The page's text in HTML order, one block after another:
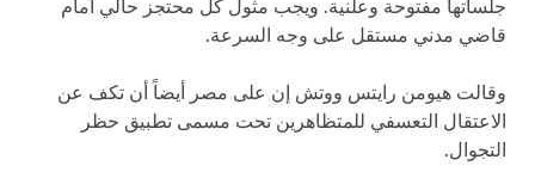
جلساتها مفتوحة وعلنية. ويجب مثول كل محتجز حالي أمام
قاضي مدني مستقل على وجه السرعة.
وقالت هيومن رايتس ووتش إن على مصر أيضاً أن تكف عن
الاعتقال التعسفي للمتظاهرين تحت مسمى تطبيق حظر
التجوال.